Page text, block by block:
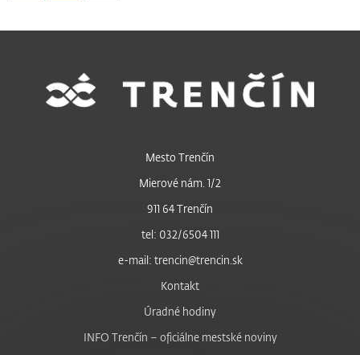
Mesto Trenčín
Mierové nám. 1/2
911 64 Trenčín
tel: 032/6504 111
e-mail: trencin@trencin.sk
Kontakt
Úradné hodiny
INFO Trenčín – oficiálne mestské noviny